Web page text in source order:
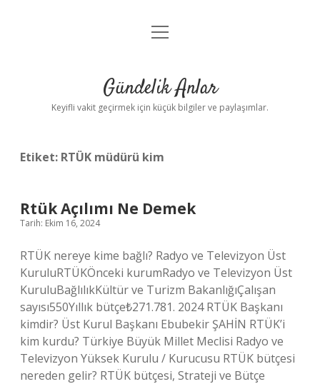
Anasayfa
Yasal Uyarı
menüyü
Gündelik Anlar
Keyifli vakit geçirmek için küçük bilgiler ve paylaşımlar.
Etiket: RTÜK müdürü kim
Rtük Açılımı Ne Demek
Tarih: Ekim 16, 2024
RTÜK nereye kime bağlı? Radyo ve Televizyon Üst
KuruluRTÜKÖnceki kurumRadyo ve Televizyon Üst
KuruluBağlılıkKültür ve Turizm BakanlığıÇalışan
sayısı550Yıllık bütçe₺271.781. 2024 RTÜK Başkanı
kimdir? Üst Kurul Başkanı Ebubekir ŞAHİN RTÜK’i
kim kurdu? Türkiye Büyük Millet Meclisi Radyo ve
Televizyon Yüksek Kurulu / Kurucusu RTÜK bütçesi
nereden gelir? RTÜK bütçesi, Strateji ve Bütçe